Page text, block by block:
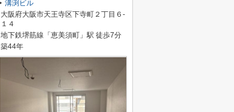
溝渕ビル
大阪府大阪市天王寺区下寺町２丁目６-
１４
地下鉄堺筋線「恵美須町」駅 徒歩7分
築44年